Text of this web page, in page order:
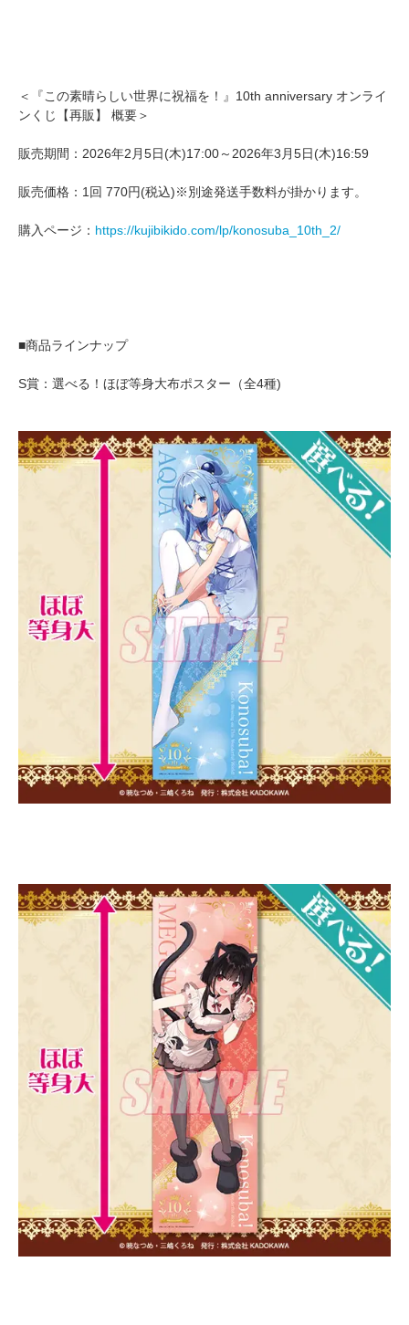
＜『この素晴らしい世界に祝福を！』10th anniversary オンライ
ンくじ【再販】 概要＞
販売期間：2026年2月5日(木)17:00～2026年3月5日(木)16:59
販売価格：1回 770円(税込)※別途発送手数料が掛かります。
購入ページ： https://kujibikido.com/lp/konosuba_10th_2/
■商品ラインナップ
S賞：選べる！ほぼ等身大布ポスター（全4種)